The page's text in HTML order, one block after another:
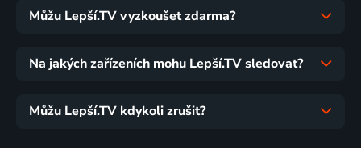
Můžu Lepší.TV vyzkoušet zdarma?
Na jakých zařízeních mohu Lepší.TV sledovat?
Můžu Lepší.TV kdykoli zrušit?